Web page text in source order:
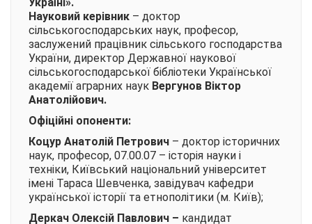
Науковий керівник – доктор
сільськогосподарських наук, професор,
заслужений працівник сільського господарства
України, директор Державної наукової
сільськогосподарської бібліотеки Української
академії аграрних наук Вергунов Віктор
Анатолійович.
Офіційні опоненти:
Коцур Анатолій Петрович – доктор історичних
наук, професор, 07.00.07 – історія науки і
техніки, Київський національний університет
імені Тараса Шевченка, завідувач кафедри
української історії та етнополітики (м. Київ);
Деркач Олексій Павлович – кандидат